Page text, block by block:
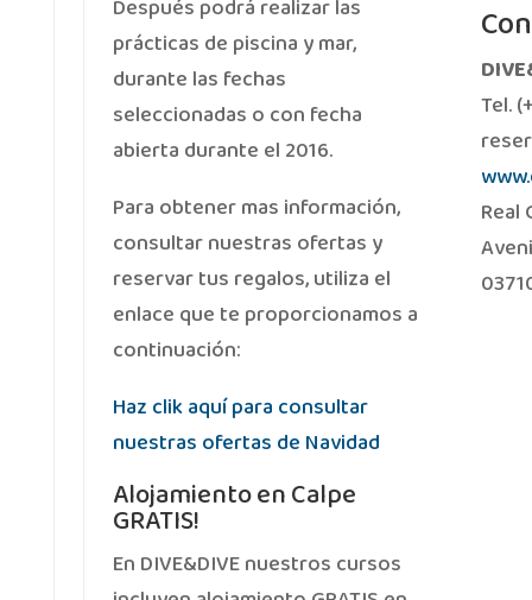
Después podrá realizar las
prácticas de piscina y mar,
durante las fechas
seleccionadas o con fecha
abierta durante el 2016.
Para obtener mas información,
consultar nuestras ofertas y
reservar tus regalos, utiliza el
enlace que te proporcionamos a
continuación:
Haz clik aquí para consultar
nuestras ofertas de Navidad
Alojamiento en Calpe
GRATIS!
En DIVE&DIVE nuestros cursos
Tel.
Real